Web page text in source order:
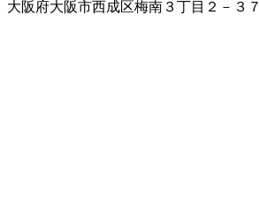
大阪府大阪市西成区梅南３丁目２－３７